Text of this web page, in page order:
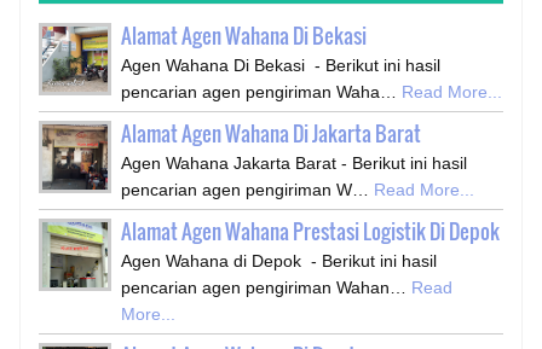
Alamat Agen Wahana Di Bekasi
Agen Wahana Di Bekasi - Berikut ini hasil
pencarian agen pengiriman Waha…
Read More...
Alamat Agen Wahana Di Jakarta Barat
Agen Wahana Jakarta Barat - Berikut ini hasil
pencarian agen pengiriman W…
Read More...
Alamat Agen Wahana Prestasi Logistik Di Depok
Agen Wahana di Depok - Berikut ini hasil
pencarian agen pengiriman Wahan…
Read
More...